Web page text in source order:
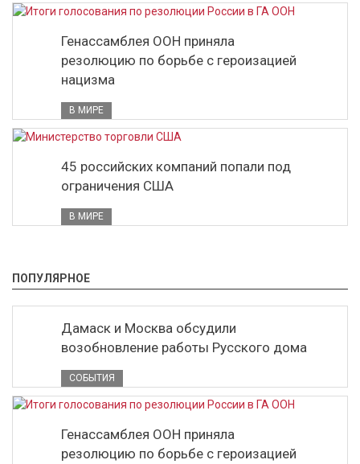
Генассамблея ООН приняла
резолюцию по борьбе с героизацией
нацизма
В МИРЕ
45 российских компаний попали под
ограничения США
В МИРЕ
ПОПУЛЯРНОЕ
Дамаск и Москва обсудили
возобновление работы Русского дома
СОБЫТИЯ
Генассамблея ООН приняла
резолюцию по борьбе с героизацией